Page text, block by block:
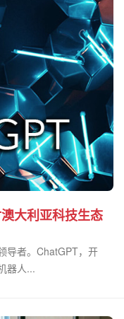
大利亚科技生态
导者。ChatGPT，开
器人...